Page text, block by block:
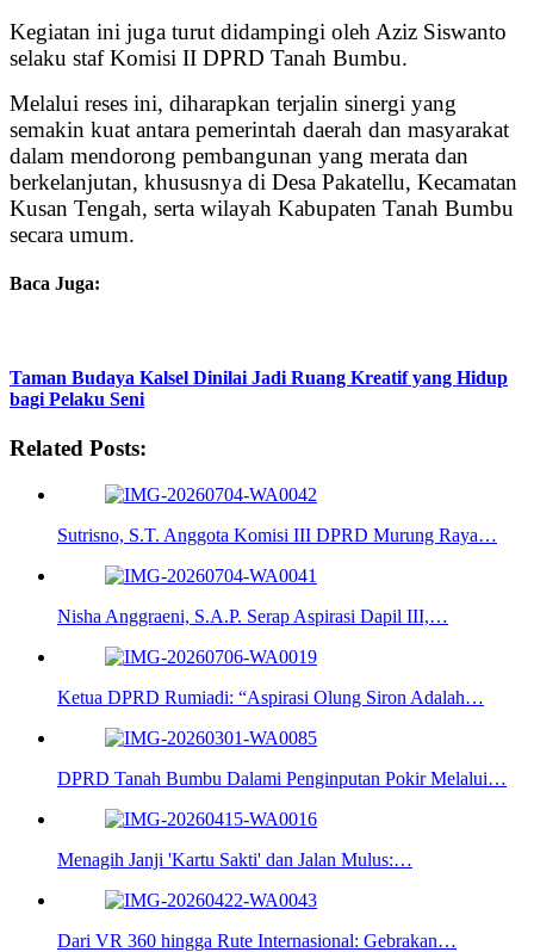
Kegiatan ini juga turut didampingi oleh Aziz Siswanto
selaku staf Komisi II DPRD Tanah Bumbu.
Melalui reses ini, diharapkan terjalin sinergi yang
semakin kuat antara pemerintah daerah dan masyarakat
dalam mendorong pembangunan yang merata dan
berkelanjutan, khususnya di Desa Pakatellu, Kecamatan
Kusan Tengah, serta wilayah Kabupaten Tanah Bumbu
secara umum.
Baca Juga:
Taman Budaya Kalsel Dinilai Jadi Ruang Kreatif yang Hidup
bagi Pelaku Seni
Related Posts:
Sutrisno, S.T. Anggota Komisi III DPRD Murung Raya…
Nisha Anggraeni, S.A.P. Serap Aspirasi Dapil III,…
Ketua DPRD Rumiadi: “Aspirasi Olung Siron Adalah…
DPRD Tanah Bumbu Dalami Penginputan Pokir Melalui…
Menagih Janji 'Kartu Sakti' dan Jalan Mulus:…
Dari VR 360 hingga Rute Internasional: Gebrakan…